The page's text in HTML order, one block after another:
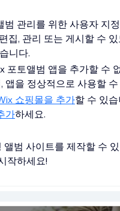
관리를 위한 사용자 지
집, 관리 또는 게시할 수
니다.
토앨범 앱을 추가할 수
을 정상적으로 사용할
쇼핑몰을 추가할 수 있
가하세요.
범 사이트를 제작할 수
작하세요!